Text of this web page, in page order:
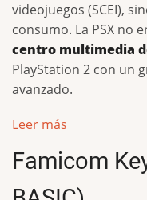
videojuegos (SCEI),
consumo. La PSX no
centro multimedia
PlayStation 2 con un
avanzado.
Leer más
Famicom